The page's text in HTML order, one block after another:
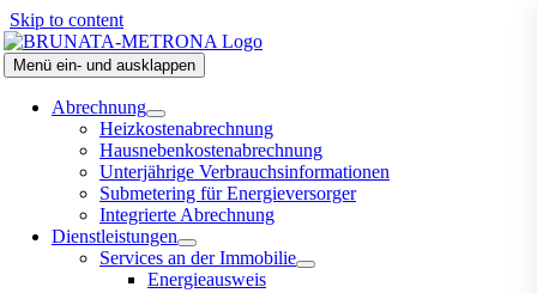
Skip to content
Menü ein- und ausklappen
Abrechnung
Heizkostenabrechnung
Hausnebenkostenabrechnung
Unterjährige Verbrauchsinformationen
Submetering für Energieversorger
Integrierte Abrechnung
Dienstleistungen
Services an der Immobilie
Energieausweis